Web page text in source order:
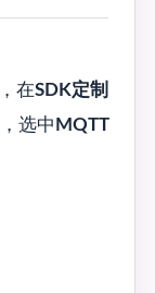
在SDK定制
选中 MQTT